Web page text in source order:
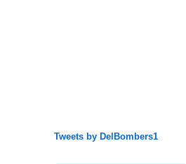
Tweets by DelBombers1